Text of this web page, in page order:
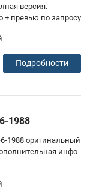
версия.
превью по запросу
Подробности
1988
1988 оригинальный
инфо